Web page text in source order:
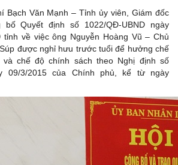
Bạch Văn Mạnh – Tỉnh ủy viên, Giám đốc
Quyết định số 1022/QĐ-UBND ngày
tỉnh về việc ông Nguyễn Hoàng Vũ – Chủ
được nghỉ hưu trước tuổi để hưởng chế
chế độ chính sách theo Nghị định số
09/3/2015 của Chính phủ, kể từ ngày